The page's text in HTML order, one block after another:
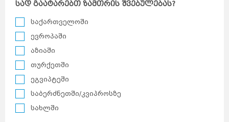
გაკოტრდნენ. ჯან ანელის, კიდევ ერთი
ვაჟმა თავი მოიკლა, ხოლო ოჯახის ერთ-ერთი
წევრი სიმსივნით გარდაიცვალა. დღეს კუნძული
დაუსახლებელია. 2009 წელს კიდევ ერთხელ
ალაპარაკდა პრესა დაწყევლილ კუნძულზე. ეს მ ...
სად გაატარებთ ზამთრის შვებულებას?
საქართველოში
ევროპაში
აზიაში
თურქეთში
ეგვიპტეში
საბერძნეთში/კვიპროსზე
სახლში